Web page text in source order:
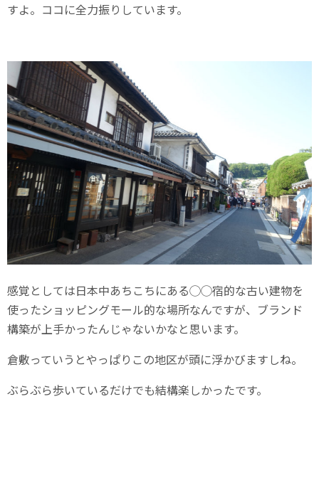
すよ。ココに全力振りしています。
感覚としては日本中あちこちにある◯◯宿的な古い建物を
使ったショッピングモール的な場所なんですが、ブランド
構築が上手かったんじゃないかなと思います。
倉敷っていうとやっぱりこの地区が頭に浮かびますしね。
ぶらぶら歩いているだけでも結構楽しかったです。